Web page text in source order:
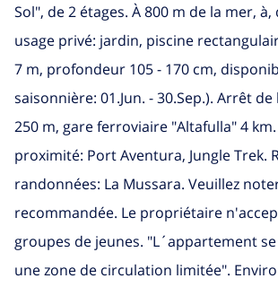
Sol", de 2 étages. À 800 m de la mer, à,
usage privé: jardin, piscine
7 m, profondeur 105 - 170 cm,
saisonnière: 01.Jun. - 30.Sep.). Arrêt
250 m, gare ferroviaire "Altafulla" 4
proximité: Port Aventura, Jungle Trek.
randonnées: La Mussara. Veuillez
recommandée. Le propriétaire
groupes de jeunes. "L´appartement
une zone de circulation limitée".